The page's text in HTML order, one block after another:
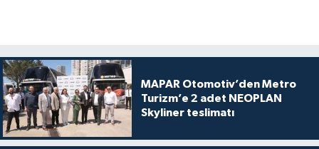
MAPAR Otomotiv’den Metro
Turizm’e 2 adet NEOPLAN
Skyliner teslimatı